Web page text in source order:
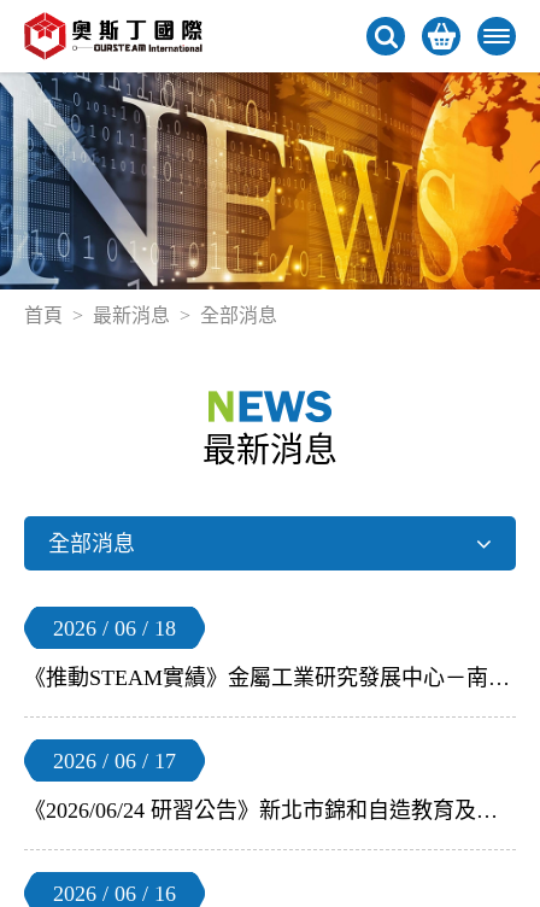
首頁 最新消息 全部消息
最新消息
全部消息
2026 / 06 / 18
《推動STEAM實績》金屬工業研究發展中心－南科 AI ROBOT 自造基地 x OURSTEAM | 【小飛球 3小時教師研習】
2026 / 06 / 17
《2026/06/24 研習公告》新北市錦和自造教育及科技中心 x OURSTEAM | 【S4A無人機足球】教師研習
2026 / 06 / 16